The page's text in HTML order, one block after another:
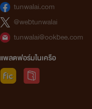
tunwalai.com
@webtunwalai
tunwalai@ookbee.com
แพลตฟอร์มในเครือ